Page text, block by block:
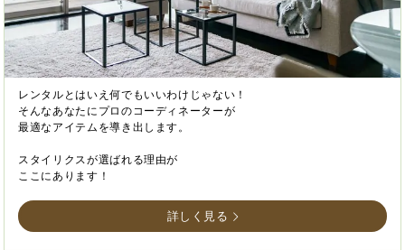
レンタルとはいえ何でもいいわけじゃない！
そんなあなたにプロのコーディネーターが
最適なアイテムを導き出します。
スタイリクスが選ばれる理由が
ここにあります！
詳しく見る